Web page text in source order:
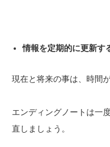
情報を定期的に更新す
現在と将来の事は、時間
エンディングノートは一
直しましょう。